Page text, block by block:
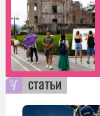
статьи